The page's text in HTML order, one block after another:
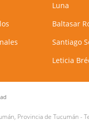
Luna
Baltasar
Santiago
Leticia
Provincia de Tucumán -